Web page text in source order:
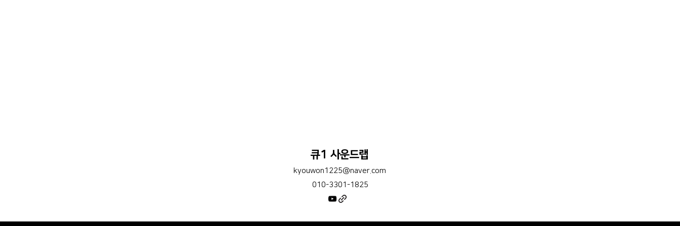
큐1 사운드랩
kyouwon1225@naver.com
010-3301-1825